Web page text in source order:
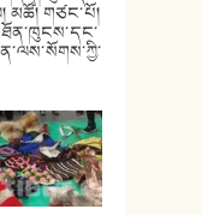
མཚོ། གཙང་པོ།